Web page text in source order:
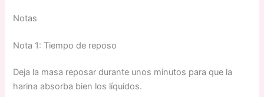
Notas
Nota 1: Tiempo de reposo
Deja la masa reposar durante unos minutos para que la
harina absorba bien los líquidos.